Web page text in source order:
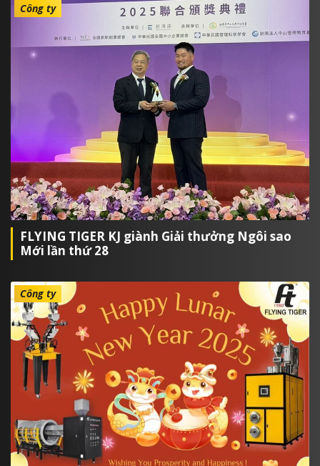
Công ty
FLYING TIGER KJ giành Giải thưởng Ngôi sao
Mới lần thứ 28
Công ty